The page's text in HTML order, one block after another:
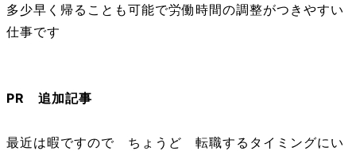
多少早く帰ることも可能で労働時間の調整がつきやすい
仕事です
PR 追加記事
最近は暇ですので ちょうど 転職するタイミングにい